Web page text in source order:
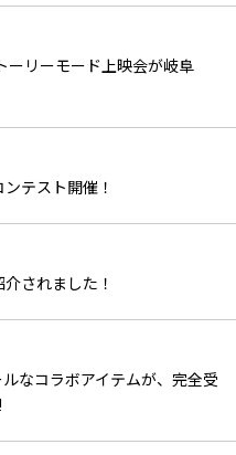
ーリーモード上映会が岐阜
テスト開催！
されました！
なコラボアイテムが、完全受